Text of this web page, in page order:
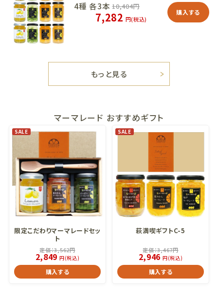
4種 各3本 10,404円
7,282 円(税込)
購入する
もっと見る
マーマレード おすすめギフト
SALE
限定こだわりマーマレードセッ
ト
定価：3,562円
2,849 円(税込)
購入する
SALE
萩満喫ギフトC-5
定価：3,467円
2,946 円(税込)
購入する